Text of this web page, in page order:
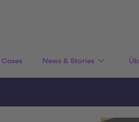
Cases News & Stories